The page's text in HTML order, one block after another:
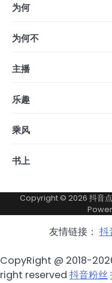
为何
为何不
主播
乐趣
乘风
书上
Copyright © 2026 抖音
友情链接： 抖
CopyRight @ 2018-
right reserved 抖音粉丝